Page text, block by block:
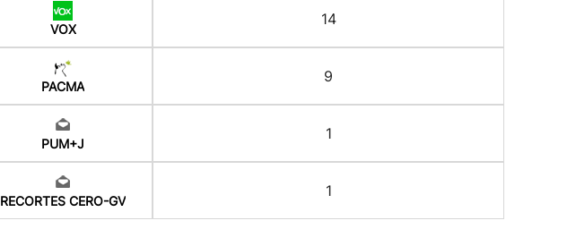
VOX
14
PACMA
9
PUM+J
1
RECORTES CERO-GV
1